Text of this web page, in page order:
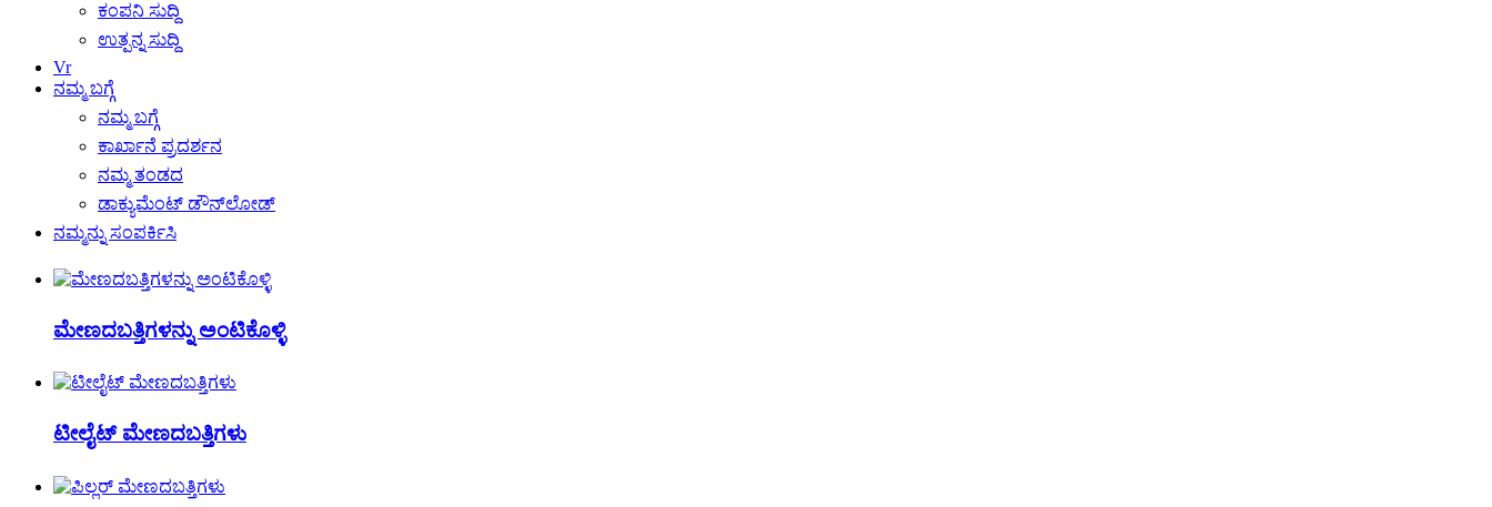
ಕಂಪನಿ ಸುದ್ದಿ
ಉತ್ಪನ್ನ ಸುದ್ದಿ
Vr
ನಮ್ಮ ಬಗ್ಗೆ
ನಮ್ಮ ಬಗ್ಗೆ
ಕಾರ್ಖಾನೆ ಪ್ರದರ್ಶನ
ನಮ್ಮ ತಂಡದ
ಡಾಕ್ಯುಮೆಂಟ್ ಡೌನ್‌ಲೋಡ್
ನಮ್ಮನ್ನು ಸಂಪರ್ಕಿಸಿ
ಮೇಣದಬತ್ತಿಗಳನ್ನು ಅಂಟಿಕೊಳ್ಳಿ
ಟೀಲೈಟ್ ಮೇಣದಬತ್ತಿಗಳು